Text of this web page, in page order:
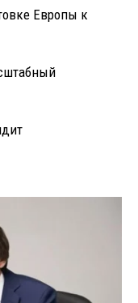
Европы к